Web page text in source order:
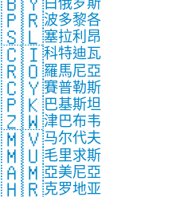
🇵🇷波多黎各
🇸🇱塞拉利昂
🇨🇮科特迪瓦
🇷🇴羅馬尼亞
🇨🇾賽普勒斯
🇵🇰巴基斯坦
🇿🇼津巴布韦
🇲🇻马尔代夫
🇲🇺毛里求斯
🇦🇲亞美尼亞
🇭🇷克罗地亚